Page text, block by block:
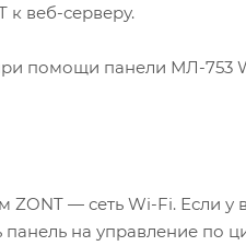
веб-серверу.
помощи панели МЛ-753
— сеть Wi-Fi. Если у
панель на управление по